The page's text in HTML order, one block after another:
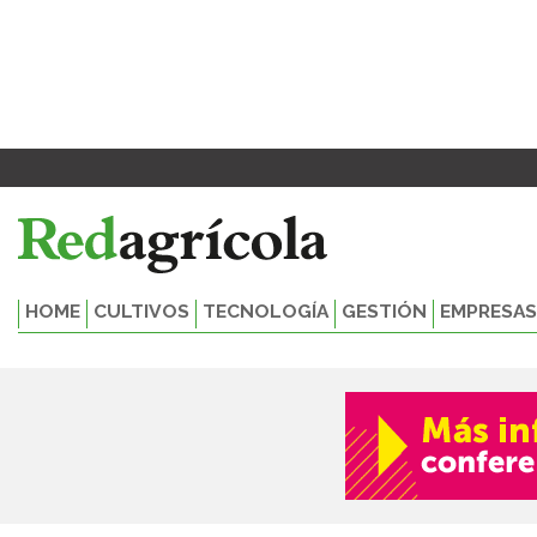
HOME CULTIVOS TECNOLOGÍA GESTIÓN EMPRESAS